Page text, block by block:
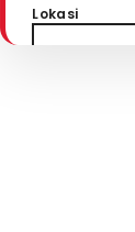
Lokasi